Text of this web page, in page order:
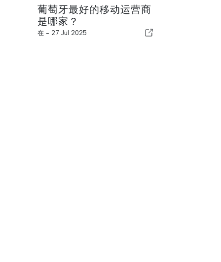
葡萄牙最好的移动运营商
是哪家？
在 - 27 Jul 2025